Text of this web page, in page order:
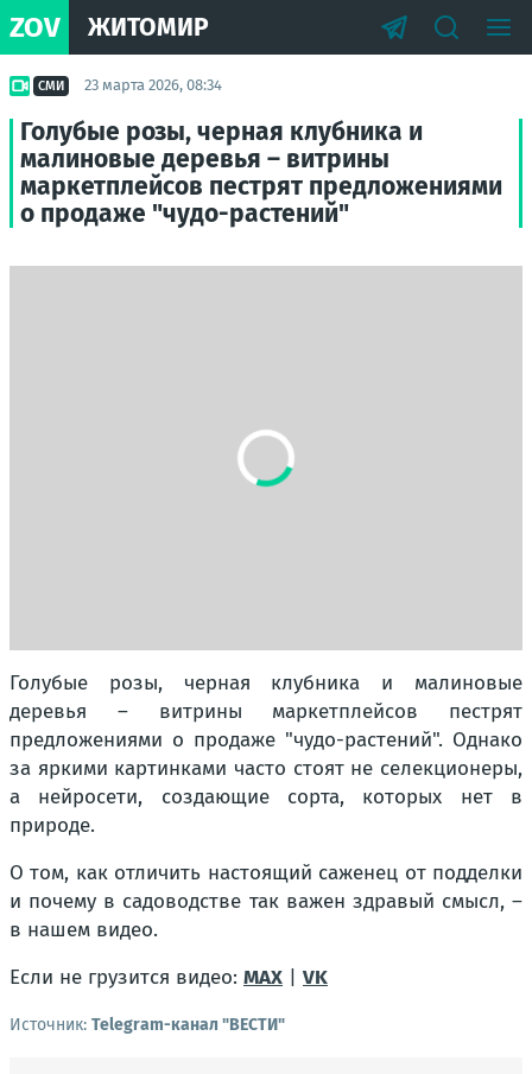
ZOV ЖИТОМИР
СМИ 23 марта 2026, 08:34
Голубые розы, черная клубника и
малиновые деревья – витрины
маркетплейсов пестрят предложениями
о продаже "чудо-растений"
Голубые розы, черная клубника и малиновые
деревья – витрины маркетплейсов пестрят
предложениями о продаже "чудо-растений". Однако
за яркими картинками часто стоят не селекционеры,
а нейросети, создающие сорта, которых нет в
природе.
О том, как отличить настоящий саженец от подделки
и почему в садоводстве так важен здравый смысл, –
в нашем видео.
Если не грузится видео: MAX VK
Источник: Telegram-канал "ВЕСТИ"